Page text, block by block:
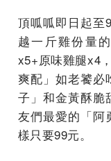
頂呱呱即日起至
越一斤雞份量
x5+原味雞腿x4
爽配」如老饕必
子」和金黃酥脆
友們最愛的「阿
樣只要99元。